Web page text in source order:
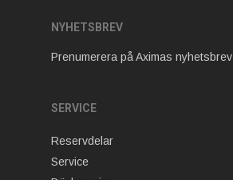
NYHETSBREV
Prenumerera på Aximas nyhetsbrev
SERVICE
Reservdelar
Service